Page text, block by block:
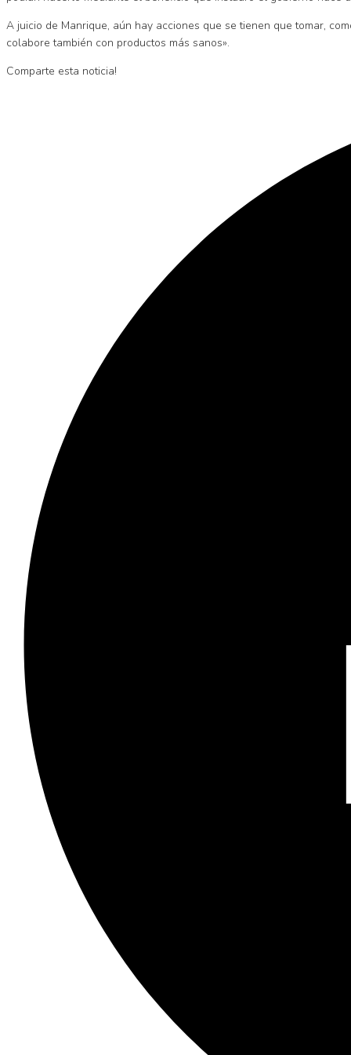
A juicio de Manrique, aún hay acciones que se tienen que tomar,
colabore también con productos más sanos».
Comparte esta noticia!